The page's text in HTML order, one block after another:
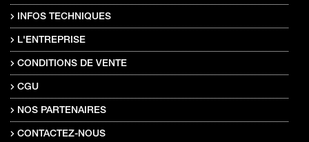
INFOS TECHNIQUES
L'ENTREPRISE
CONDITIONS DE VENTE
CGU
NOS PARTENAIRES
CONTACTEZ-NOUS